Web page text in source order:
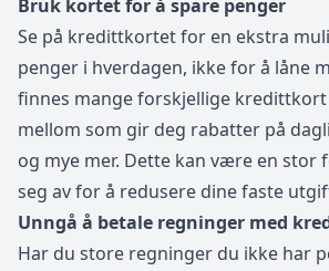
Bruk kortet for å spare penger
Se på kredittkortet for en ekstra
penger i hverdagen, ikke for å låne
finnes mange forskjellige kredittkort
mellom som gir deg rabatter på
og mye mer. Dette kan være en stor
seg av for å redusere dine faste
Unngå å betale regninger med
Har du store regninger du ikke har